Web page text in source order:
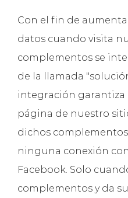
Con el fin de
datos cuando visita
complementos se
de la llamada
integración garantiza
página de nuestro
dichos
ninguna conexión
Facebook. Solo
complementos y da